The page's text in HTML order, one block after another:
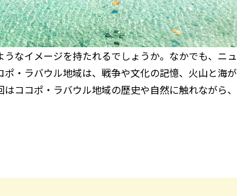
なイメージを持たれるでしょうか。なかでも、ニュ
・ラバウル地域は、戦争や文化の記憶、火山と海が
ココポ・ラバウル地域の歴史や自然に触れながら、